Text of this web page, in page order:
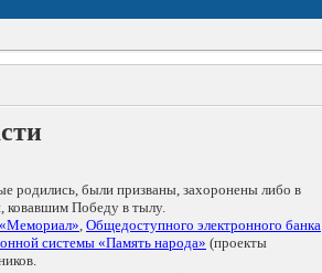
родились, были призваны, захоронены либо в
ковавшим Победу в тылу.
, Общедоступного электронного банка
системы «Память народа» (проекты